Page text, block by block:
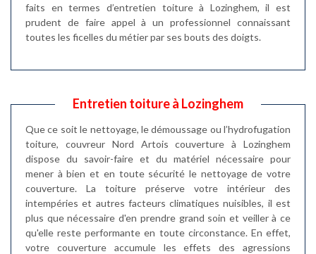
faits en termes d’entretien toiture à Lozinghem, il est
prudent de faire appel à un professionnel connaissant
toutes les ficelles du métier par ses bouts des doigts.
Entretien toiture à Lozinghem
Que ce soit le nettoyage, le démoussage ou l’hydrofugation
toiture, couvreur Nord Artois couverture à Lozinghem
dispose du savoir-faire et du matériel nécessaire pour
mener à bien et en toute sécurité le nettoyage de votre
couverture. La toiture préserve votre intérieur des
intempéries et autres facteurs climatiques nuisibles, il est
plus que nécessaire d'en prendre grand soin et veiller à ce
qu'elle reste performante en toute circonstance. En effet,
votre couverture accumule les effets des agressions